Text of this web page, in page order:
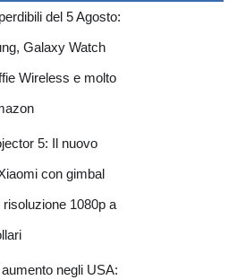
del 5 Agosto:
Galaxy Watch
Wireless e molto
5: Il nuovo
con gimbal
risoluzione 1080p a
negli USA: